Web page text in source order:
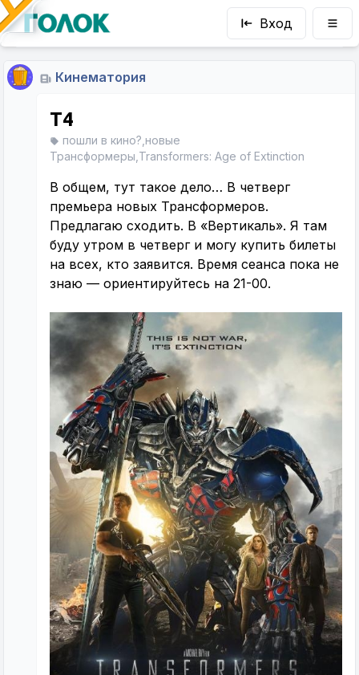
Вход
Кинематория
T4
пошли в кино?,новые
Трансформеры,Transformers: Age of Extinction
В общем, тут такое дело… В четверг
премьера новых Трансформеров.
Предлагаю сходить. В «Вертикаль». Я там
буду утром в четверг и могу купить билеты
на всех, кто заявится. Время сеанса пока не
знаю — ориентируйтесь на 21-00.